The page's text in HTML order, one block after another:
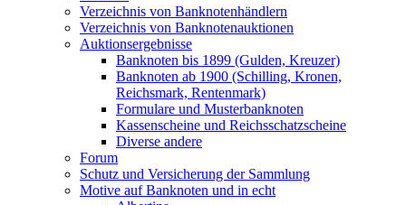
Verzeichnis von Banknotenhändlern
Verzeichnis von Banknotenauktionen
Auktionsergebnisse
Banknoten bis 1899 (Gulden, Kreuzer)
Banknoten ab 1900 (Schilling, Kronen,
Reichsmark, Rentenmark)
Formulare und Musterbanknoten
Kassenscheine und Reichsschatzscheine
Diverse andere
Forum
Schutz und Versicherung der Sammlung
Motive auf Banknoten und in echt